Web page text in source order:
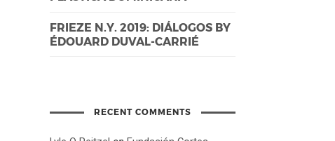
FRIEZE N.Y. 2019: DIÁLOGOS BY
ÉDOUARD DUVAL-CARRIÉ
RECENT COMMENTS